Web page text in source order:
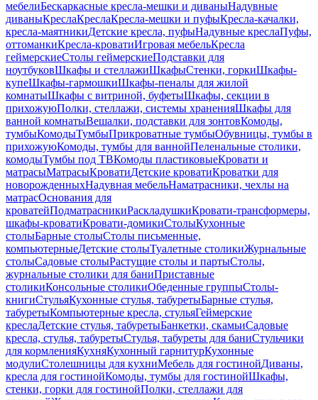
мебелиБескаркасные кресла-мешки и диваныНадувные
диваныКреслаКреслаКресла-мешки и пуфыКресла-качалки,
кресла-маятникиДетские кресла, пуфыНадувные креслаПуфы,
оттоманкиКресла-кроватиИгровая мебельКресла
геймерскиеСтолы геймерскиеПодставки для
ноутбуковШкафы и стеллажиШкафыСтенки, горкиШкафы-
купеШкафы-гармошкиШкафы-пеналы для жилой
комнатыШкафы с витриной, буфетыШкафы, секции в
прихожуюПолки, стеллажи, системы храненияШкафы для
ванной комнатыВешалки, подставки для зонтовКомоды,
тумбыКомодыТумбыПрикроватные тумбыОбувницы, тумбы в
прихожуюКомоды, тумбы для ваннойПеленальные столики,
комодыТумбы под ТВКомоды пластиковыеКровати и
матрасыМатрасыКроватиДетские кроватиКроватки для
новорожденныхНадувная мебельНаматрасники, чехлы на
матрасОснования для
кроватейПодматрасникиРаскладушкиКровати-трансформеры,
шкафы-кроватиКровати-домикиСтолыКухонные
столыБарные столыСтолы письменные,
компьютерныеДетские столыТуалетные столикиЖурнальные
столыСадовые столыРастущие столы и партыСтолы,
журнальные столики для баниПриставные
столикиКонсольные столикиОбеденные группыСтолы-
книгиСтульяКухонные стулья, табуретыБарные стулья,
табуретыКомпьютерные кресла, стульяГеймерские
креслаДетские стулья, табуретыБанкетки, скамьиСадовые
кресла, стулья, табуретыСтулья, табуреты для баниСтульчики
для кормленияКухняКухонный гарнитурКухонные
модулиСтолешницы для кухниМебель для гостинойДиваны,
кресла для гостинойКомоды, тумбы для гостинойШкафы,
стенки, горки для гостинойПолки, стеллажи для